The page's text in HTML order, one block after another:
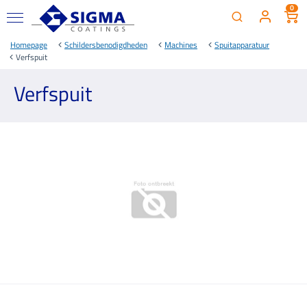
0
Homepage Schildersbenodigdheden Machines
Spuitapparatuur
Verfspuit
Verfspuit